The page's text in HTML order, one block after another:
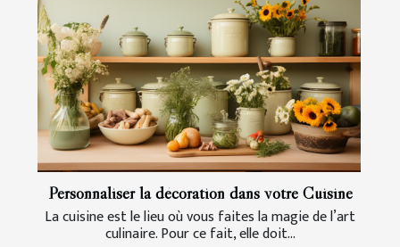
Personnaliser la décoration dans votre Cuisine
La cuisine est le lieu où vous faites la magie de l’art
culinaire. Pour ce fait, elle doit...